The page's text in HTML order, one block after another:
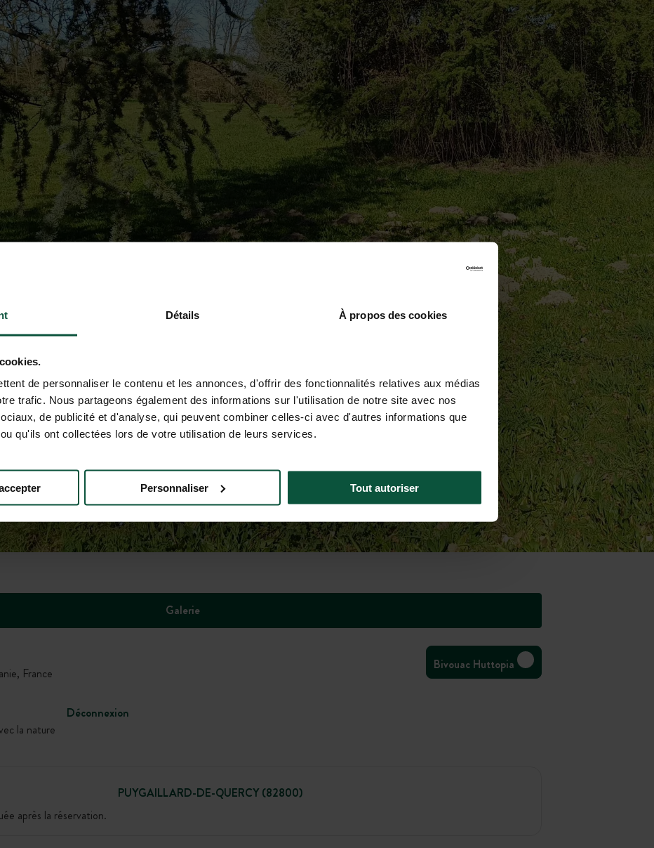
Détails À propos des cookies
de personnaliser le contenu et les annonces, d'offrir des fonctionnalités relatives aux médias
trafic. Nous partageons également des informations sur l'utilisation de notre site avec nos
de publicité et d'analyse, qui peuvent combiner celles-ci avec d'autres informations que
qu'ils ont collectées lors de votre utilisation de leurs services.
Personnaliser Tout autoriser
Galerie
France
Bivouac Huttopia
Déconnexion
la nature
PUYGAILLARD-DE-QUERCY (82800)
après la réservation.